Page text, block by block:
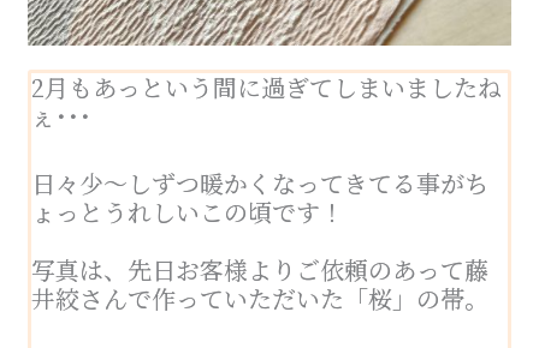
2月もあっという間に過ぎてしまいましたね
ぇ･･･
日々少～しずつ暖かくなってきてる事がち
ょっとうれしいこの頃です！
写真は、先日お客様よりご依頼のあって藤
井絞さんで作っていただいた「桜」の帯。